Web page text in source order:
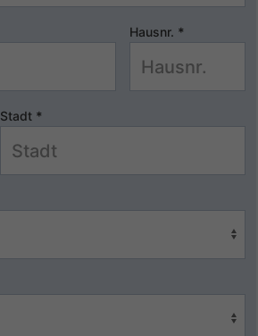
Hausnr. *
Stadt *